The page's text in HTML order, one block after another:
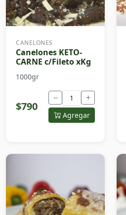
CANELONES
Canelones KETO-
CARNE c/Fileto xKg
1000gr
$790
− +
Agregar